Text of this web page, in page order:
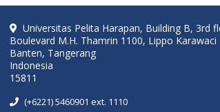
Universitas Pelita Harapan, Building B, 3rd
Boulevard M.H. Thamrin 1100, Lippo Karawaci
Banten, Tangerang
Indonesia
15811
(+6221) 5460901 ext. 1110